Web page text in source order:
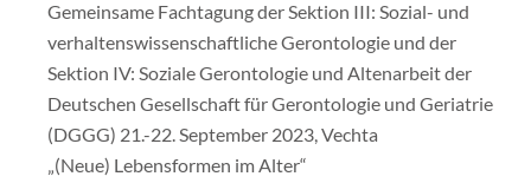
Gemeinsame Fachtagung der Sektion III: Sozial- und
verhaltenswissenschaftliche Gerontologie und der
Sektion IV: Soziale Gerontologie und Altenarbeit der
Deutschen Gesellschaft für Gerontologie und Geriatrie
(DGGG) 21.-22. September 2023, Vechta
„(Neue) Lebensformen im Alter“